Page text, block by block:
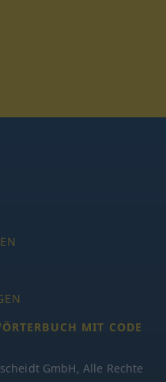
MIT CODE
GmbH, Alle Rechte